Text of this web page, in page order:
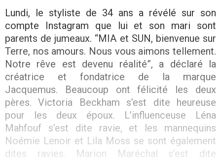
Lundi, le styliste de 34 ans a révélé sur son
compte Instagram que lui et son mari sont
parents de jumeaux. “MIA et SUN, bienvenue sur
Terre, nos amours. Nous vous aimons tellement.
Notre rêve est devenu réalité”, a déclaré la
créatrice et fondatrice de la marque
Jacquemus. Beaucoup ont félicité les deux
pères. Victoria Beckham s’est dite heureuse
pour les deux époux. L’influenceuse Léna
Mahfouf s’est dite ravie, et les mannequins
Noémie Lenoir et Lila Moss se sont également
dites ravies. Marion Maréchal s’est dite